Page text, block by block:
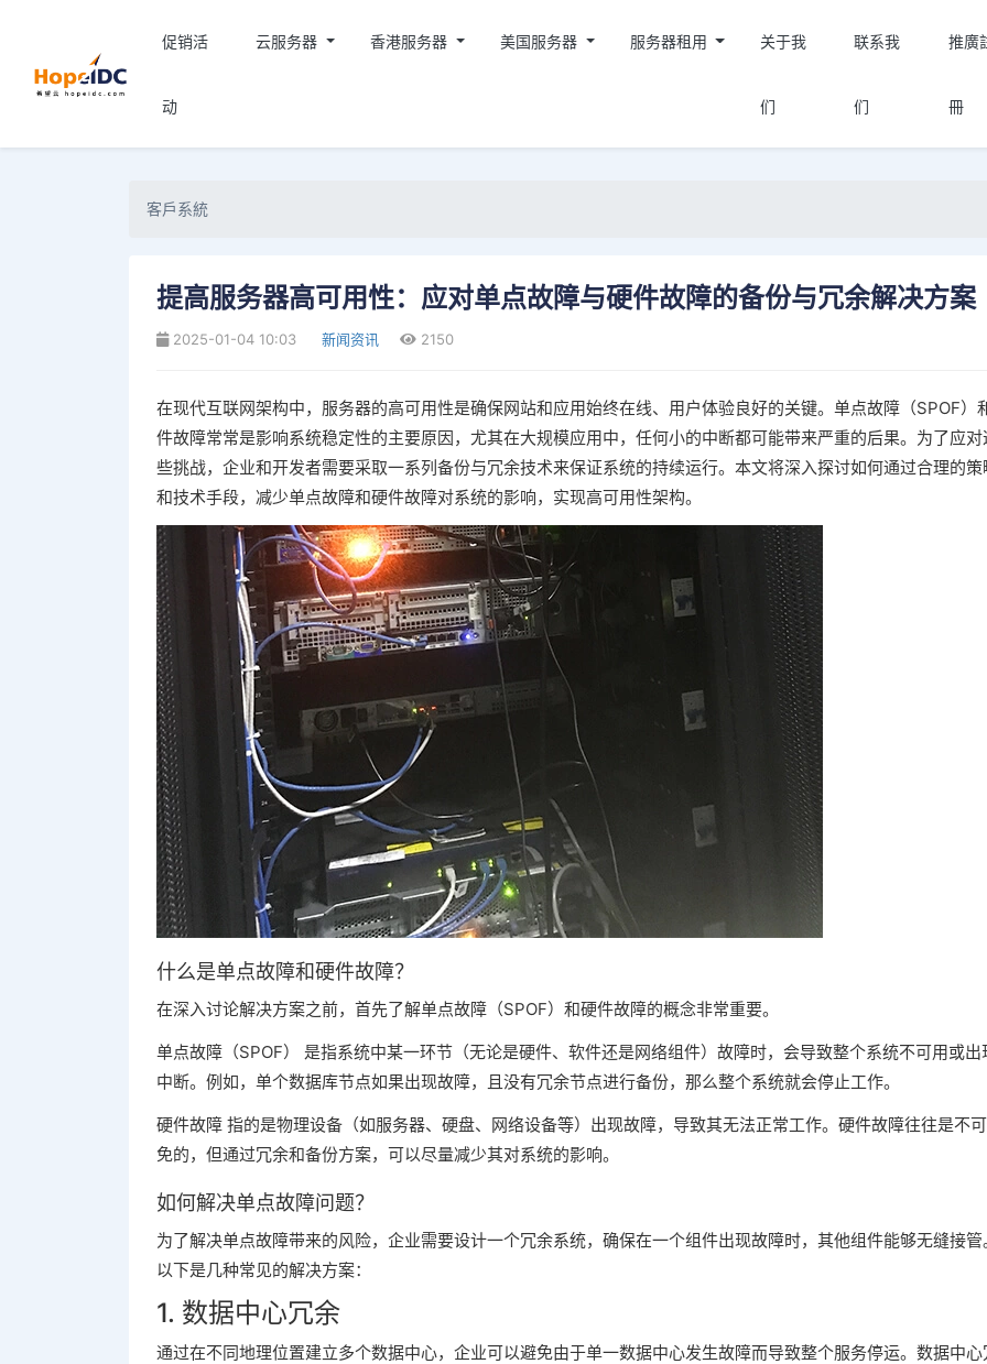
促销活
动
云服务器 香港服务器 美国服务器 服务器租用 关于我
们
联系我
们
推廣
冊
客戶系統
提高服务器高可用性：应对单点故障与硬件故障的备份与冗余解决方案
2025-01-04 10:03 新闻资讯 2150
在现代互联网架构中，服务器的高可用性是确保网站和应用始终在线、用户体验良好的关键。单点故障（SPOF）
件故障常常是影响系统稳定性的主要原因，尤其在大规模应用中，任何小的中断都可能带来严重的后果。为了应对
些挑战，企业和开发者需要采取一系列备份与冗余技术来保证系统的持续运行。本文将深入探讨如何通过合理的策
和技术手段，减少单点故障和硬件故障对系统的影响，实现高可用性架构。
什么是单点故障和硬件故障？
在深入讨论解决方案之前，首先了解单点故障（SPOF）和硬件故障的概念非常重要。
单点故障（SPOF） 是指系统中某一环节（无论是硬件、软件还是网络组件）故障时，会导致整个系统不可用或出
中断。例如，单个数据库节点如果出现故障，且没有冗余节点进行备份，那么整个系统就会停止工作。
硬件故障 指的是物理设备（如服务器、硬盘、网络设备等）出现故障，导致其无法正常工作。硬件故障往往是不
免的，但通过冗余和备份方案，可以尽量减少其对系统的影响。
如何解决单点故障问题？
为了解决单点故障带来的风险，企业需要设计一个冗余系统，确保在一个组件出现故障时，其他组件能够无缝接管
以下是几种常见的解决方案：
1. 数据中心冗余
通过在不同地理位置建立多个数据中心，企业可以避免由于单一数据中心发生故障而导致整个服务停运。数据中心